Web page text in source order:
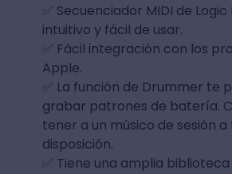
✅ Secuenciador MIDI de
intuitivo y fácil de usar.
✅ Fácil integración con los
Apple.
✅ La función de Drummer te
grabar patrones de batería.
tener a un músico de sesión a
disposición.
✅ Tiene una amplia